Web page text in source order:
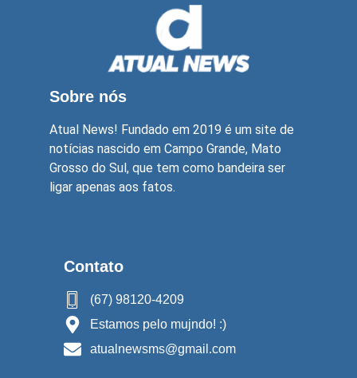
Sobre nós
Atual News! Fundado em 2019 é um site de
notícias nascido em Campo Grande, Mato
Grosso do Sul, que tem como bandeira ser
ligar apenas aos fatos.
Contato
(67) 98120-4209
Estamos pelo mujndo! :)
atualnewsms@gmail.com